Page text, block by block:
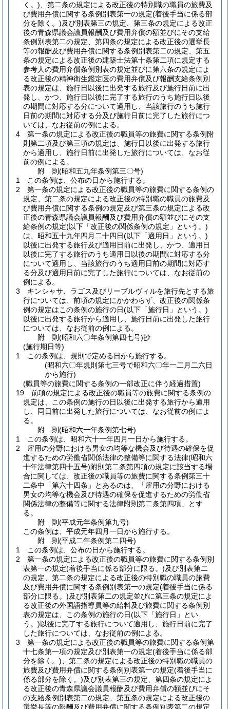
く。) 、第二条の規定による改正後の特別職の職員の旅費及
び費用弁償に関する条例別表第一の規定(着後手当に係る部
分を除く。)及び別表第三の規定、第三条の規定による改正
後の青森県議会議員報酬及び費用弁償の額並びにその支給
条例別表第二の規定、第四条の規定による改正後の選挙長
等の報酬及び費用弁償に関する条例別表第二の規定、第五
条の規定による改正後の建築士法第十条第二項に規定する
参考人の費用弁償条例別表の規定並びに第六条の規定によ
る改正後の精神衛生鑑定医の費用弁償及び報酬支給条例別
表の規定は、施行日以後に出発する旅行及び施行日前に出
発し、かつ、施行日以後に完了する旅行のうち施行日以後
の期間に対応する分について適用し、当該旅行のうち施行
日前の期間に対応する分及び施行日前に完了した旅行につ
いては、なお従前の例による。
4
第一条の規定による改正後の職員等の旅費に関する条例附
則第二項及び第三項の規定は、施行日以後に出発する旅行
から適用し、施行日前に出発した旅行については、なお従
前の例による。
附 則(昭和五九年条例第三〇号)
1
この条例は、公布の日から施行する。
2
第一条の規定による改正後の職員等の旅費に関する条例の
規定、第二条の規定による改正後の特別職の職員の旅費及
び費用弁償に関する条例の規定及び第三条の規定による改
正後の青森県議会議員報酬及び費用弁償の額並びにその支
給条例の規定(以下「改正後の関係条例の規定」という。)
は、昭和五十九年四月二十四日(以下「適用日」という。)
以後に出発する旅行及び適用日前に出発し、かつ、適用日
以後に完了する旅行のうち適用日以後の期間に対応する分
について適用し、当該旅行のうち適用日前の期間に対応す
る分及び適用日前に完了した旅行については、なお従前の
例による。
3
キンシャサ、ラゴス及びリーブルヴィルを旅行先とする旅
行については、前項の規定にかかわらず、改正後の関係条
例の規定はこの条例の施行の日(以下「施行日」という。)
以後に出発する旅行から適用し、施行日前に出発した旅行
については、なお従前の例による。
附 則(昭和六〇年条例第四七号)抄
(施行期日等)
1
この条例は、規則で定める日から施行する。
(昭和六〇年規則第七三号で昭和六〇年一二月二六日
から施行)
(職員等の旅費に関する条例の一部改正に伴う経過措置)
19
前項の規定による改正後の職員等の旅費に関する条例の
規定は、この条例の施行の日以後に出発する旅行から適用
し、同日前に出発した旅行については、なお従前の例によ
る。
附 則(昭和六一年条例第七号)
1
この条例は、昭和六十一年四月一日から施行する。
2
雇用の分野における男女の均等な機会及び待遇の確保を促
進するための労働省関係法律の整備等に関する法律(昭和六
十年法律第四十五号)附則第二条第四項の規定に該当する場
合に関しては、改正後の職員等の旅費に関する条例第三十
二条中「第六十四条」とあるのは、「雇用の分野における
男女の均等な機会及び待遇の確保を促進するための労働省
関係法律の整備等に関する法律附則第二条第四項」とす
る。
附 則(平成元年条例第九号)
この条例は、平成元年四月一日から施行する。
附 則(平成二年条例第二四号)
1
この条例は、公布の日から施行する。
2
第一条の規定による改正後の職員等の旅費に関する条例別
表第一の規定(着後手当に係る部分に限る。)及び別表第二
の規定、第二条の規定による改正後の特別職の職員の旅費
及び費用弁償に関する条例別表第一の規定(着後手当に係る
部分に限る。)及び別表第二の規定並びに第三条の規定によ
る改正後の外国語指導員等の給料及び旅費に関する条例別
表の規定は、この条例の施行の日(以下「施行日」とい
う。)以後に完了する旅行について適用し、施行日前に完了
した旅行については、なお従前の例による。
3
第一条の規定による改正後の職員等の旅費に関する条例第
十七条第一項の規定及び別表第一の規定(着後手当に係る部
分を除く。) 、第二条の規定による改正後の特別職の職員の
旅費及び費用弁償に関する条例別表第一の規定(着後手当に
係る部分を除く。)及び別表第三の規定、第四条の規定によ
る改正後の青森県議会議員報酬及び費用弁償の額並びにそ
の支給条例別表第二の規定、第五条の規定による改正後の
選挙長等の報酬及び費用弁償に関する条例別表第二の規定